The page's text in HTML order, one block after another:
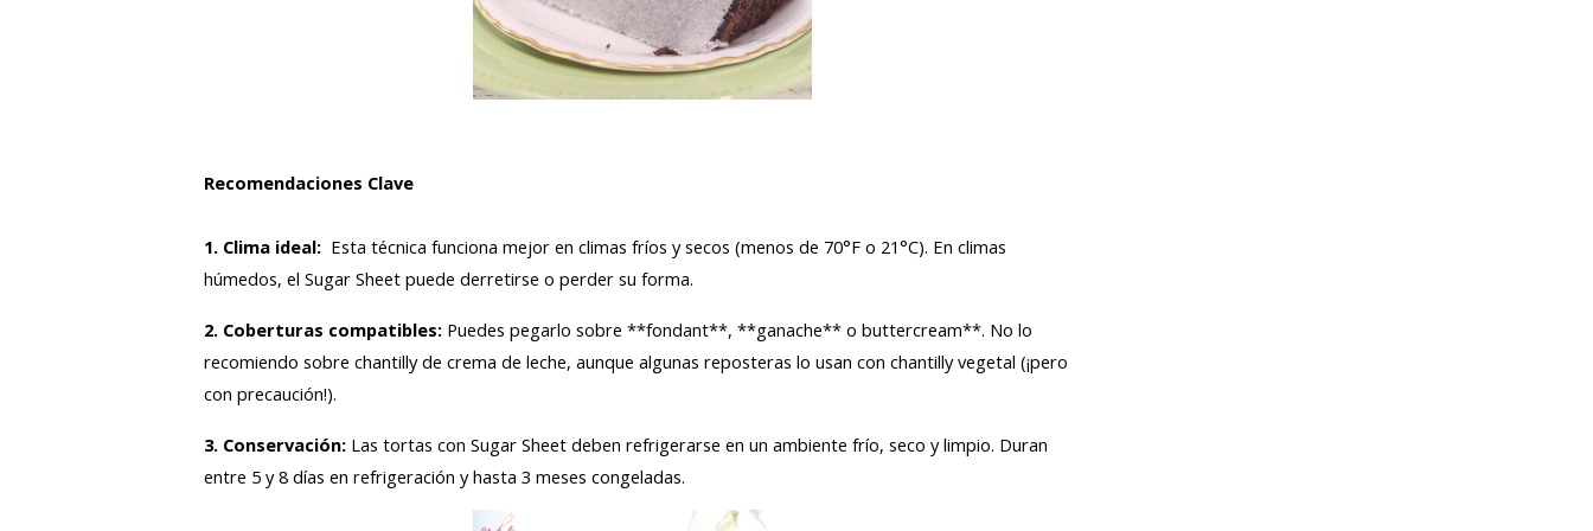
Recomendaciones Clave
1. Clima ideal: Esta técnica funciona mejor en climas fríos y secos (menos de 70°F o 21°C). En climas
húmedos, el Sugar Sheet puede derretirse o perder su forma.
2. Coberturas compatibles: Puedes pegarlo sobre **fondant**, **ganache** o buttercream**. No lo
recomiendo sobre chantilly de crema de leche, aunque algunas reposteras lo usan con chantilly vegetal (¡pero
con precaución!).
3. Conservación: Las tortas con Sugar Sheet deben refrigerarse en un ambiente frío, seco y limpio. Duran
entre 5 y 8 días en refrigeración y hasta 3 meses congeladas.